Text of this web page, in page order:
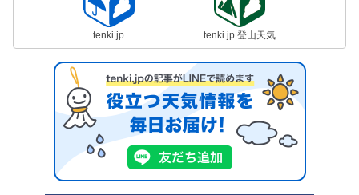
tenki.jp tenki.jp 登山天気